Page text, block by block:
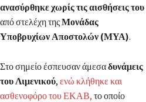
ανασύρθηκε χωρίς τις αισθήσεις του
από στελέχη τηςΜονάδας
Υποβρυχίων Αποστολών (ΜΥΑ).
Στο σημείο έσπευσαν άμεσαδυνάμεις
του Λιμενικού, ενώ κλήθηκε και
ασθενοφόρο του ΕΚΑΒ, το οποίο